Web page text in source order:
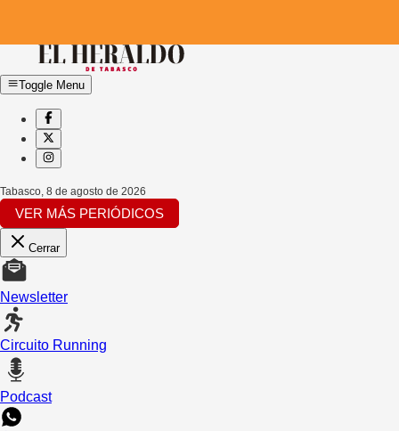
Toggle Menu
Tabasco, 8 de agosto de 2026
VER MÁS PERIÓDICOS
Cerrar
Newsletter
Circuito Running
Podcast